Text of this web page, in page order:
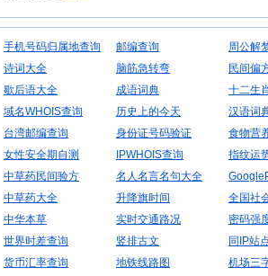
手机号码归属地查询 邮编查询 周公解
诗词大全
脑筋急转弯 民间偏
歇后语大全
成语词典 十二生
域名WHOIS查询
历史上的今天 汉语词
台湾邮编查询
身份证号码验证 食物营
女性安全期自测
IPWHOIS查询 指纹运
中草药民间验方
名人名言名句大全
中草药大全
升降旗时间 全国社
中华本草
实时交通路况 密码强
世界时差查询
竖排古文 同IP站
货币汇率查询
地铁线路图 机场三